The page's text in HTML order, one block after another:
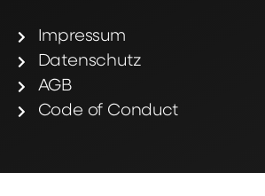
Impressum
Datenschutz
AGB
Code of Conduct